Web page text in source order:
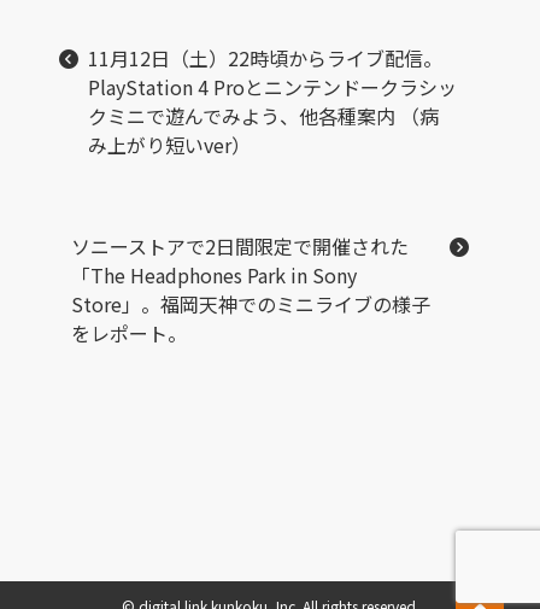
11月12日（土）22時頃からライブ配信。
PlayStation 4 Proとニンテンドークラシッ
クミニで遊んでみよう、他各種案内 （病
み上がり短いver）
ソニーストアで2日間限定で開催された
「The Headphones Park in Sony
Store」。福岡天神でのミニライブの様子
をレポート。